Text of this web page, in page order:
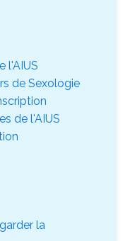
l'AIUS
de Sexologie
de l'AIUS
la